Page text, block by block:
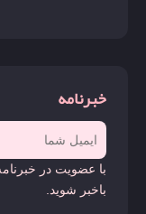
خبرنامه
با عضویت در
باخبر شوید.